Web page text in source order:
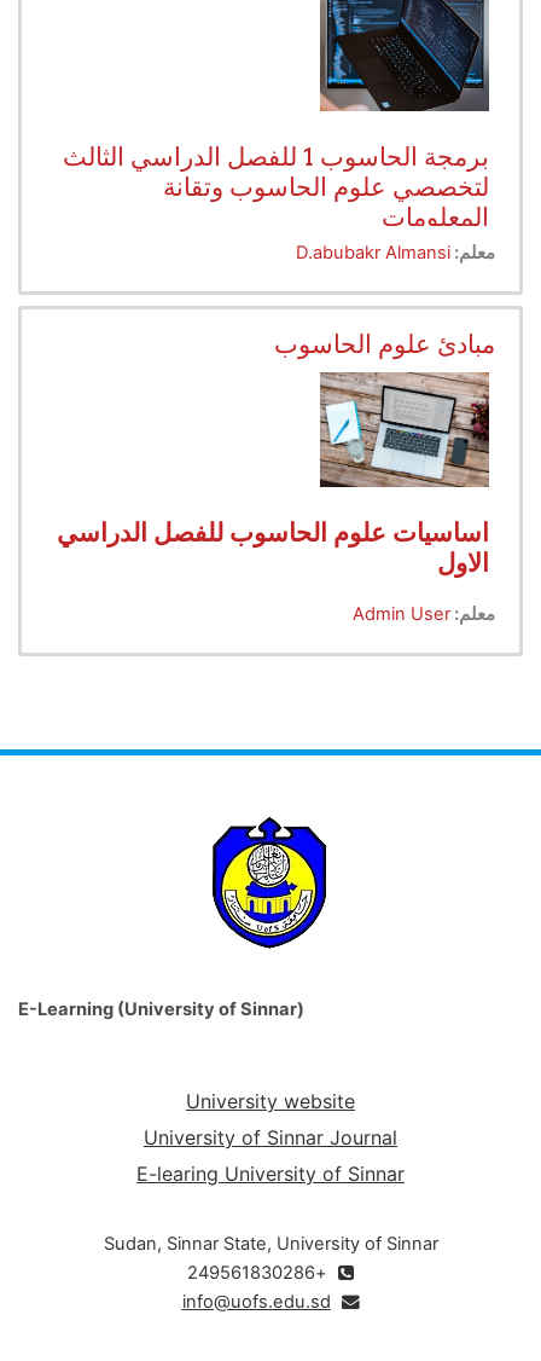
برمجة الحاسوب 1 للفصل الدراسي الثالث
لتخصصي علوم الحاسوب وتقانة
المعلومات
معلم: D.abubakr Almansi
مبادئ علوم الحاسوب
اساسيات علوم الحاسوب للفصل الدراسي
الاول
معلم:Admin User
E-Learning (University of Sinnar)
University website
University of Sinnar Journal
E-learing University of Sinnar
Sudan, Sinnar State, University of Sinnar
+249561830286
info@uofs.edu.sd